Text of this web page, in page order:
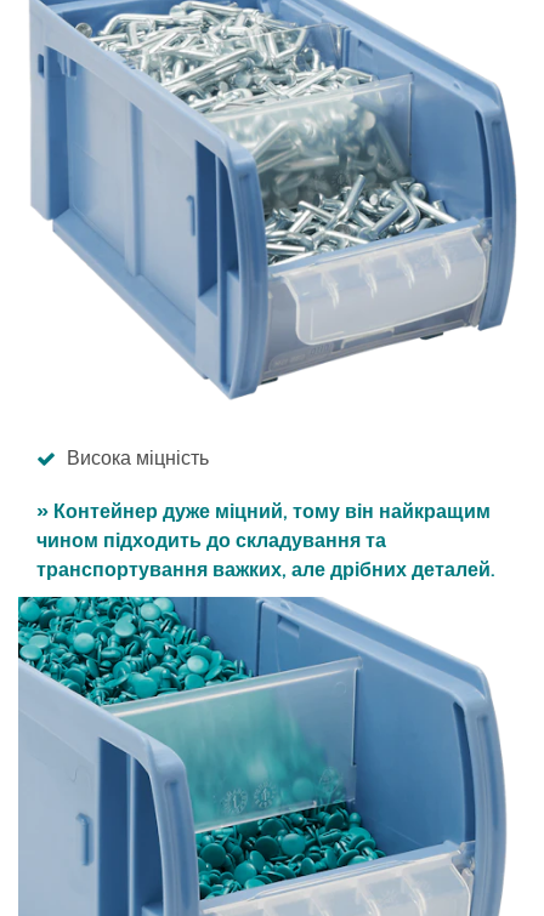
Висока міцність
» Контейнер дуже міцний, тому він найкращим
чином підходить до складування та
транспортування важких, але дрібних деталей.